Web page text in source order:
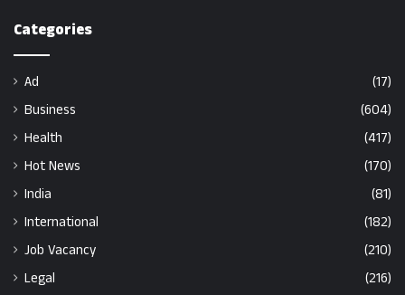
Categories
Ad
(17)
Business
(604)
Health
(417)
Hot News
(170)
India
(81)
International
(182)
Job Vacancy
(210)
Legal
(216)